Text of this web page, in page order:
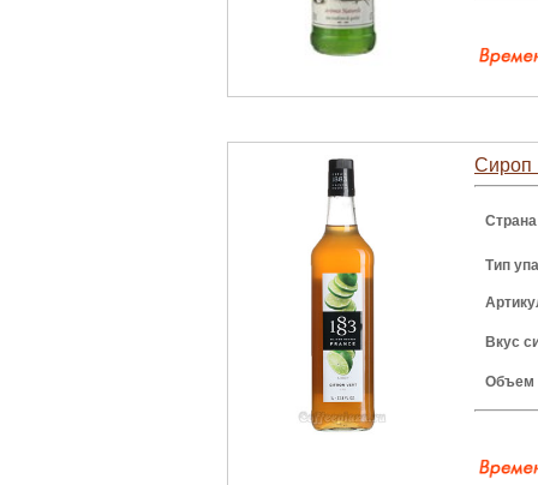
Сироп
Тип
Вкус
Объем